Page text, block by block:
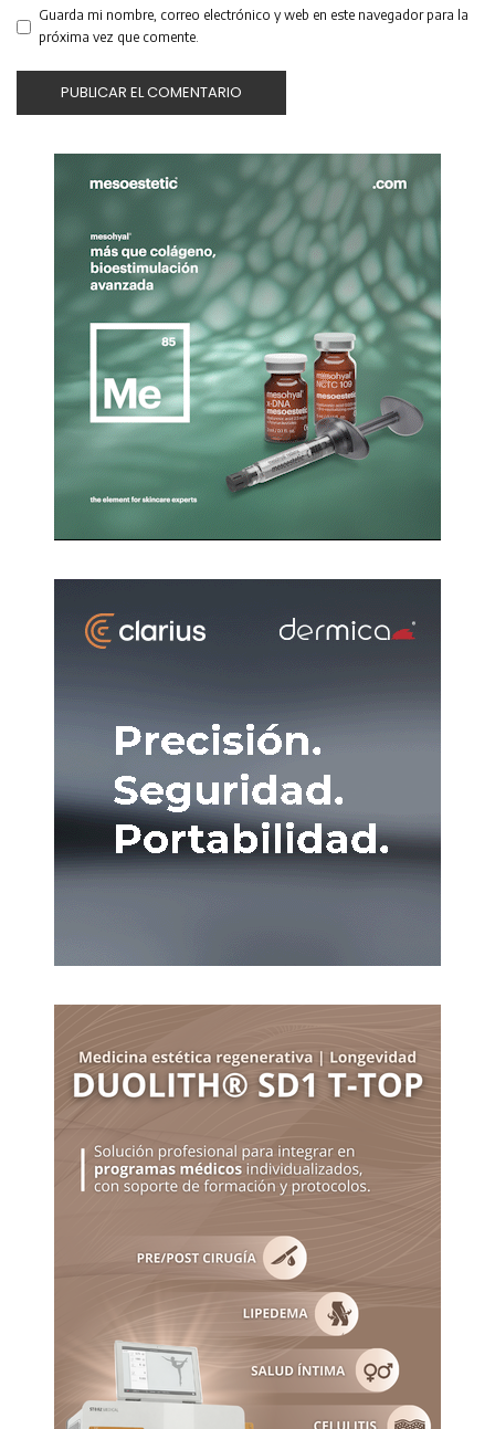
Guarda mi nombre, correo electrónico y web en este navegador para la
próxima vez que comente.